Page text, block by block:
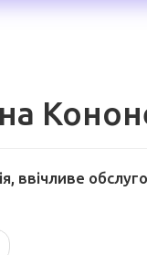
ввічливе